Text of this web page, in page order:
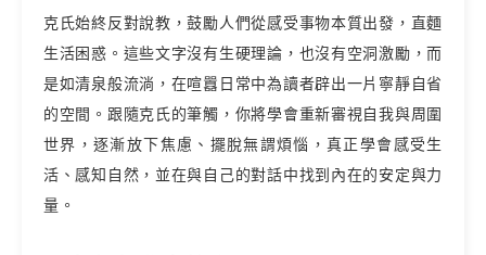
克氏始終反對說教，鼓勵人們從感受事物本質出發，直麵
生活困惑。這些文字沒有生硬理論，也沒有空洞激勵，而
是如清泉般流淌，在喧囂日常中為讀者辟出一片寧靜自省
的空間。跟隨克氏的筆觸，你將學會重新審視自我與周圍
世界，逐漸放下焦慮、擺脫無謂煩惱，真正學會感受生
活、感知自然，並在與自己的對話中找到內在的安定與力
量。